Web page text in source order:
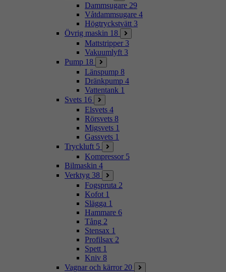
Dammsugare 29
Våtdammsugare 4
Högtryckstvätt 3
Övrig maskin 18
Mattstripper 3
Vakuumlyft 3
Pump 18
Länspump 8
Dränkpump 4
Vattentank 1
Svets 16
Elsvets 4
Rörsvets 8
Migsvets 1
Gassvets 1
Tryckluft 5
Kompressor 5
Bilmaskin 4
Verktyg 38
Fogspruta 2
Kofot 1
Slägga 1
Hammare 6
Tång 2
Stensax 1
Profilsax 2
Spett 1
Kniv 8
Vagnar och kärror 20